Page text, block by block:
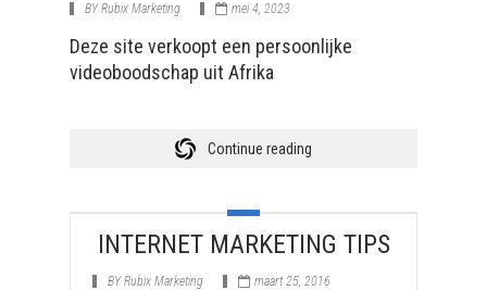
BYRubix Marketing mei 4, 2023
Deze site verkoopt een persoonlijke
videoboodschap uit Afrika
Continue reading
INTERNET MARKETING TIPS
BYRubix Marketing maart 25, 2016